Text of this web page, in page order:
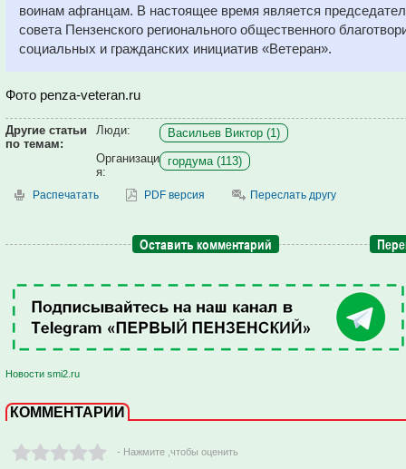
воинам афганцам. В настоящее время является
совета Пензенского регионального общественного
социальных и гражданских инициатив «Ветеран».
Фото penza-veteran.ru
Другие статьи
по темам:
Люди:
Васильев Виктор (1)
Организаци
я:
гордума (113)
Распечатать PDF версия Переслать другу
Оставить комментарий
Новости smi2.ru
КОММЕНТАРИИ
- Нажмите ,чтобы оценить